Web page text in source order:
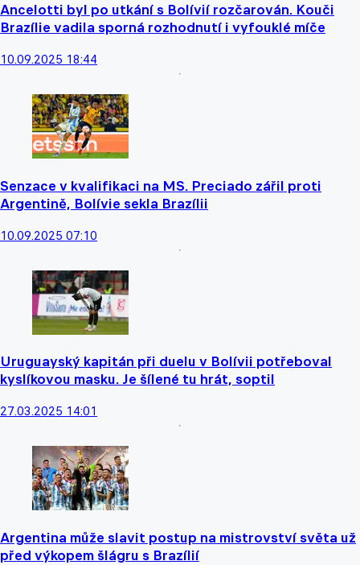
Ancelotti byl po utkání s Bolívií rozčarován. Kouči
Brazílie vadila sporná rozhodnutí i vyfouklé míče
10.09.2025 18:44
Senzace v kvalifikaci na MS. Preciado zářil proti
Argentině, Bolívie sekla Brazílii
10.09.2025 07:10
Uruguayský kapitán při duelu v Bolívii potřeboval
kyslíkovou masku. Je šílené tu hrát, soptil
27.03.2025 14:01
Argentina může slavit postup na mistrovství světa už
před výkopem šlágru s Brazílií